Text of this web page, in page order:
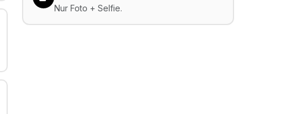
Nur Foto + Selfie.